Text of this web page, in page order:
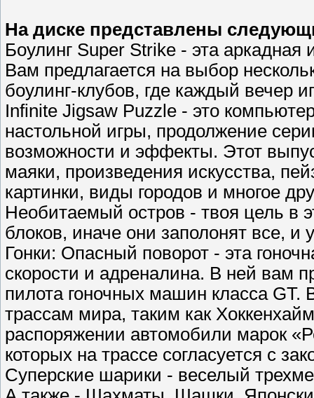
На диске представлены
Боулинг Super Strike - эта аркадная
Вам предлагается на выбор
боулинг-клубов, где каждый вечер
Infinite Jigsaw Puzzle - это
настольной игры, продолжение
возможности и эффекты. Этот
маяки, произведения искусства,
картинки, виды городов и многое
Необитаемый остров - твоя цель в
блоков, иначе они заполонят все, и
Гонки: Опасный поворот - эта
скорости и адреналина. В ней вам
пилота гоночных машин класса
трассам мира, таким как
распоряжении автомобили марок
которых на трассе согласуется с
Суперские шарики - веселый